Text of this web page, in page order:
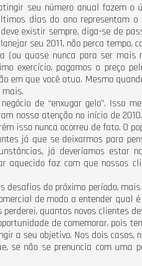
seu número anual fazem
dias do ano representam
existir sempre, diga-se de
seu 2011, não perca tempo,
(ou quase nunca para ser
exercício, pagamos o preço
em que você atua. Mesmo
de “enxugar gelo”. Isso
nossa atenção no início de
isso nunca ocorreu de fato. O
já que se deixarmos para
já deveríamos estar
faz com que nossos
do próximo período,
de modo a entender qual
quantos novos clientes
de comemorar, pois
a seu objetivo. Nos dois casos,
se não se prenuncia com uma